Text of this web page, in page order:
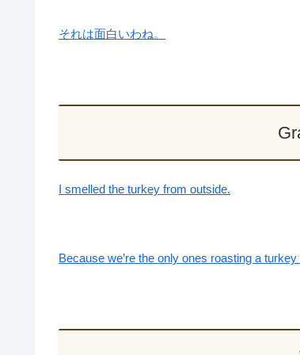
それは面白いわね。
I smelled the turkey from outside.
Because we’re the only ones roasting a